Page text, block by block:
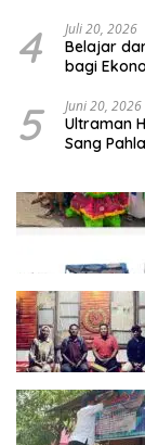
4 Juli 20, 2026
Belajar
bagi
5 Juni 20, 2026
Ultraman
Sang